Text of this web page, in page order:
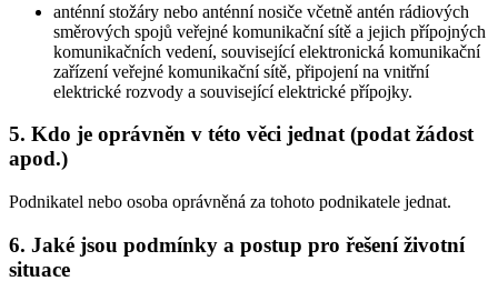
anténní stožáry nebo anténní nosiče včetně antén rádiových
směrových spojů veřejné komunikační sítě a jejich přípojných
komunikačních vedení, související elektronická komunikační
zařízení veřejné komunikační sítě, připojení na vnitřní
elektrické rozvody a související elektrické přípojky.
5. Kdo je oprávněn v této věci jednat (podat žádost
apod.)
Podnikatel nebo osoba oprávněná za tohoto podnikatele jednat.
6. Jaké jsou podmínky a postup pro řešení životní
situace